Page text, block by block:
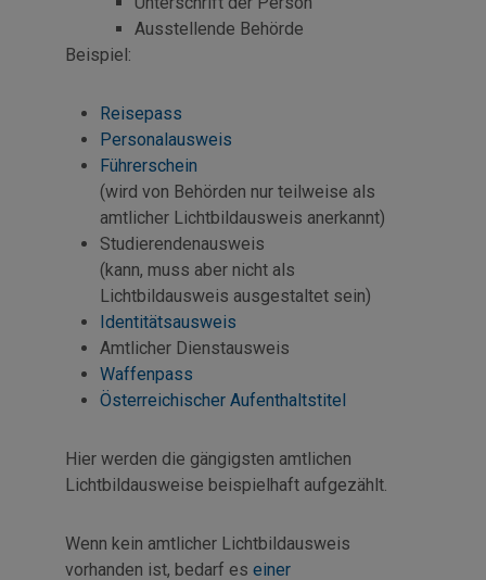
Ausstellende Behörde
Beispiel:
Reisepass
Personalausweis
Führerschein
(wird von Behörden nur teilweise als
amtlicher Lichtbildausweis anerkannt)
Studierendenausweis
(kann, muss aber nicht als
Lichtbildausweis ausgestaltet sein)
Identitätsausweis
Amtlicher Dienstausweis
Waffenpass
Österreichischer Aufenthaltstitel
Hier werden die gängigsten amtlichen
Lichtbildausweise beispielhaft aufgezählt.
Wenn kein amtlicher Lichtbildausweis
vorhanden ist, bedarf es einer